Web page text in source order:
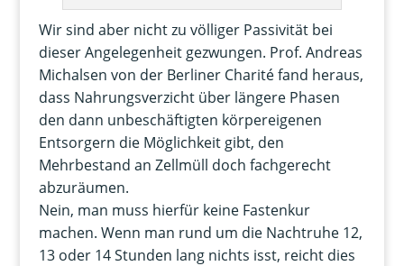
Wir sind aber nicht zu völliger Passivität bei
dieser Angelegenheit gezwungen. Prof. Andreas
Michalsen von der Berliner Charité fand heraus,
dass Nahrungsverzicht über längere Phasen
den dann unbeschäftigten körpereigenen
Entsorgern die Möglichkeit gibt, den
Mehrbestand an Zellmüll doch fachgerecht
abzuräumen.
Nein, man muss hierfür keine Fastenkur
machen. Wenn man rund um die Nachtruhe 12,
13 oder 14 Stunden lang nichts isst, reicht dies